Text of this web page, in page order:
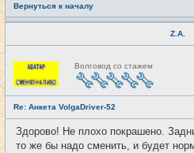
Вернуться к началу
Z.A.
Н
в
с
е
т
и
Волговод со стажем
Re: Анкета VolgaDriver-52
Здорово! Не плохо покрашено.
то же бы надо сменить, и будет